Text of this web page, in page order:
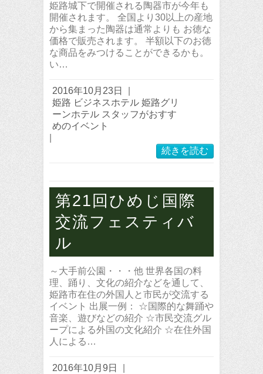
姫路城下で開催される陶器市が今年も
開催されます。 全国より30以上の産地
から集まった陶器は通常よりも お徳な
価格で販売されます。 半額以下のお徳
な商品をみつけることができるかも。
い…
2016年10月23日
姫路 ビジネスホテル 姫路グリ
ーンホテル スタッフがおすす
めのイベント
続きを読む
第21回ひめじ国際
交流フェスティバ
ル
～大手前公園・・・他 世界各国の料
理、踊り、文化の紹介などを通して、
姫路市在住の外国人と市民が交流する
イベント 出展一例： ☆国際的な舞踊や
音楽、遊びなどの紹介 ☆市民交流グル
ープによる外国の文化紹介 ☆在住外国
人による…
2016年10月9日